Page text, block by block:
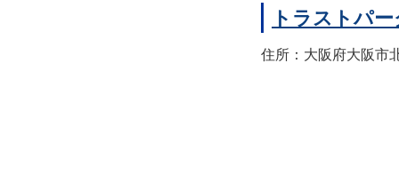
トラストパ
住所：大阪府大阪市